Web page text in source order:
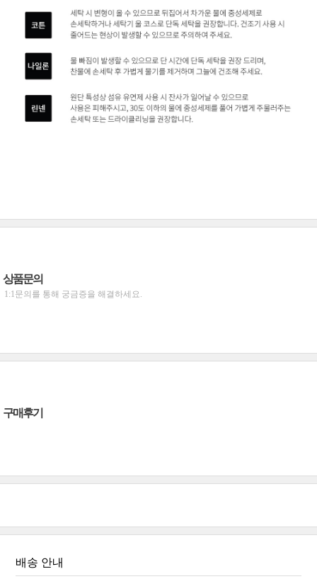
상품문의
1:1문의를 통해 궁금증을 해결하세요.
구매후기
배송 안내